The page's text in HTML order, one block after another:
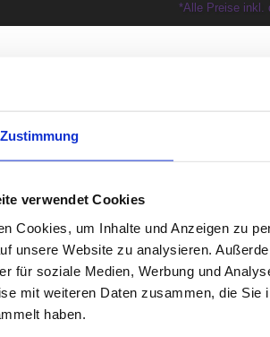
Zustimmung
verwendet Cookies
Cookies, um Inhalte und Anzeigen zu
unsere Website zu analysieren.
für soziale Medien, Werbung und
mit weiteren Daten zusammen, die
haben.
*Alle Preise inkl.